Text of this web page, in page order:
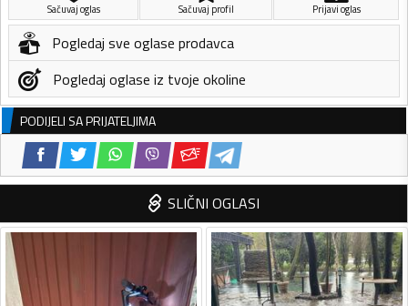
Sačuvaj oglas Sačuvaj profil Prijavi oglas
Pogledaj sve oglase prodavca
Pogledaj oglase iz tvoje okoline
PODIJELI SA PRIJATELJIMA
SLIČNI OGLASI